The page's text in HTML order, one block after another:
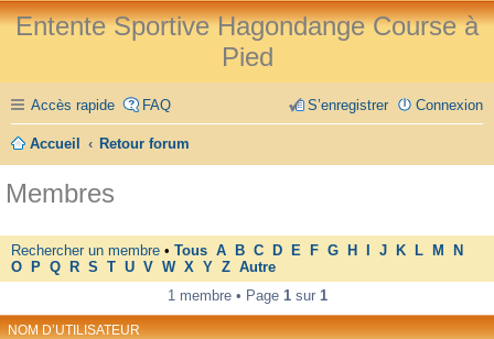
Entente Sportive Hagondange Course à
Pied
Accès rapide FAQ Connexion
S’enregistrer
Accueil Retour forum
Membres
Rechercher un membre • Tous A B C D E F G H J K L M
N
O
P Q R S T U V W X Y Z Autre
1 membre • Page 1sur 1
NOM D’UTILISATEUR